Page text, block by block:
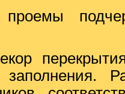
заполнения.